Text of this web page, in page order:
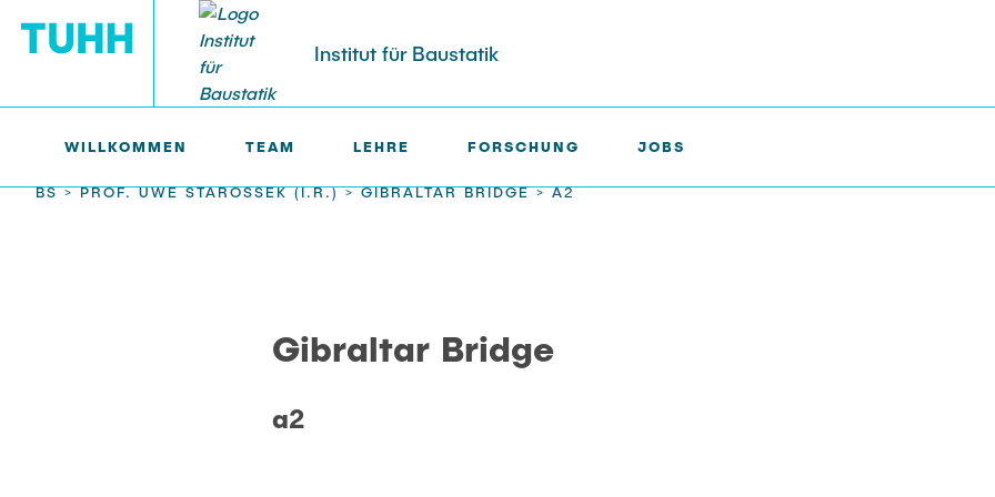
Institut für Baustatik
WILLKOMMEN TEAM LEHRE FORSCHUNG JOBS
BS >PROF. UWE STAROSSEK (I.R.) >GIBRALTAR BRIDGE >A2
Gibraltar Bridge
a2